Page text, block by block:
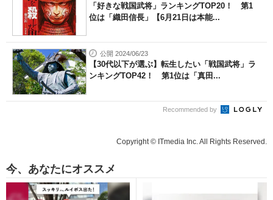
「好きな戦国武将」ランキングTOP20！ 第1
位は「織田信長」【6月21日は本能...
公開 2024/06/23
【30代以下が選ぶ】転生したい「戦国武将」ラ
ンキングTOP42！ 第1位は「真田...
Recommended by
Copyright © ITmedia Inc. All Rights Reserved.
今、あなたにオススメ